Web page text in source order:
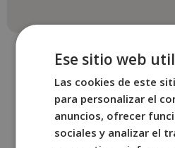
OTRAS
Reserva la
Ese sitio web
Las cookies de este
para personalizar el
anuncios, ofrecer
sociales y analizar el